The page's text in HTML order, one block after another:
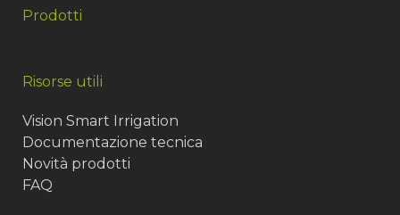
Prodotti
Risorse utili
Vision Smart Irrigation
Documentazione tecnica
Novità prodotti
FAQ